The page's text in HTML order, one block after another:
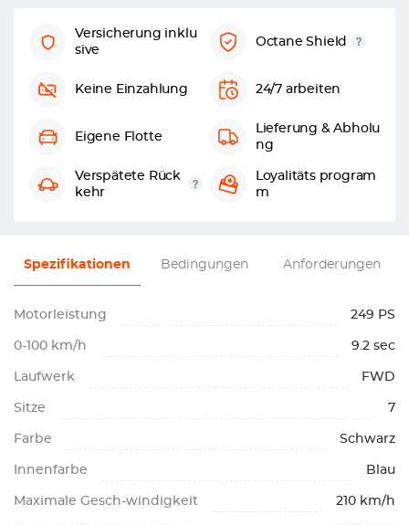
Versicherung inklu
sive
Octane Shield
Keine Einzahlung 24/7 arbeiten
Eigene Flotte
Lieferung & Abholu
ng
Verspätete Rück
kehr
Loyalitäts program
m
Spezifikationen Bedingungen Anforderungen
Motorleistung 249 PS
0-100 km/h 9.2 sec
Laufwerk FWD
Sitze 7
Farbe Schwarz
Innenfarbe Blau
Maximale Gesch-windigkeit 210 km/h